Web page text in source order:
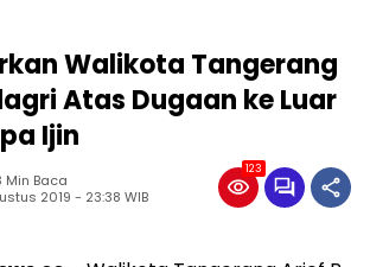
Walikota Tangerang
Atas Dugaan ke Luar
Ijin
Min Baca
2019 - 23:38 WIB
123